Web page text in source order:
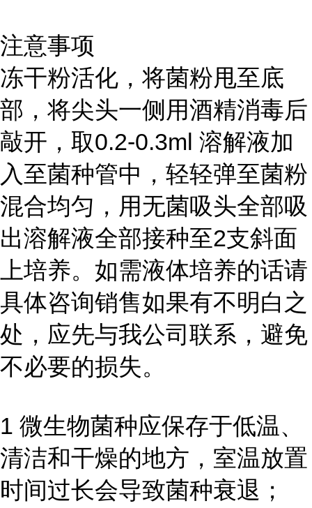
注意事项
冻干粉活化，将菌粉甩至底
部，将尖头一侧用酒精消毒后
敲开，取0.2-0.3ml 溶解液加
入至菌种管中，轻轻弹至菌粉
混合均匀，用无菌吸头全部吸
出溶解液全部接种至2支斜面
上培养。如需液体培养的话请
具体咨询销售如果有不明白之
处，应先与我公司联系，避免
不必要的损失。
1 微生物菌种应保存于低温、
清洁和干燥的地方，室温放置
时间过长会导致菌种衰退；